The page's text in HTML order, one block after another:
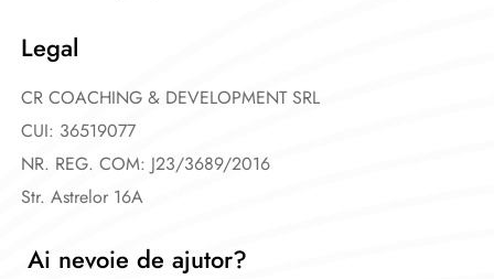
Legal
CR COACHING & DEVELOPMENT SRL
CUI: 36519077
NR. REG. COM: J23/3689/2016
Str. Astrelor 16A
Ai nevoie de ajutor?